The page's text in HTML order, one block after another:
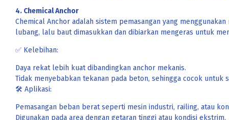
4. Chemical Anchor
Chemical Anchor adalah sistem pemasangan yang
lubang, lalu baut dimasukkan dan dibiarkan mengeras untuk
✅ Kelebihan:
Daya rekat lebih kuat dibandingkan anchor mekanis.
Tidak menyebabkan tekanan pada beton, sehingga cocok
🛠 Aplikasi:
Pemasangan beban berat seperti mesin industri, railing, atau
Digunakan pada area dengan getaran tinggi atau kondisi ekstrim.